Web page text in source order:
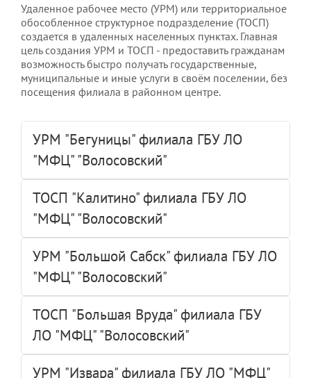
Удаленное рабочее место (УРМ) или территориальное
обособленное структурное подразделение (ТОСП)
создается в удаленных населенных пунктах. Главная
цель создания УРМ и ТОСП - предоставить гражданам
возможность быстро получать государственные,
муниципальные и иные услуги в своём поселении, без
посещения филиала в районном центре.
УРМ "Бегуницы" филиала ГБУ ЛО
"МФЦ" "Волосовский"
ТОСП "Калитино" филиала ГБУ ЛО
"МФЦ" "Волосовский"
УРМ "Большой Сабск" филиала ГБУ ЛО
"МФЦ" "Волосовский"
ТОСП "Большая Вруда" филиала ГБУ
ЛО "МФЦ" "Волосовский"
УРМ "Извара" филиала ГБУ ЛО "МФЦ"